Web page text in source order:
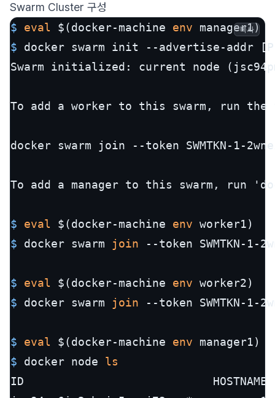
Swarm Cluster 구성
$ eval $(docker-machine env manager1)
$ docker swarm init --advertise-addr
Swarm initialized: current node
To add a worker to this swarm, run the
docker swarm join --token SWMTKN-1-
$ eval $(docker-machine env worker1)
$ docker swarm join --token SWMTKN-1-
$ eval $(docker-machine env worker2)
$ docker swarm join --token SWMTKN-1-
$ eval $(docker-machine env manager1)
$ docker node ls
ID                            HOSTNAME
복사